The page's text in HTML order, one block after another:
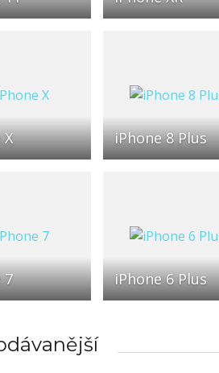
iPhone 8 Plus
7 iPhone 6 Plus